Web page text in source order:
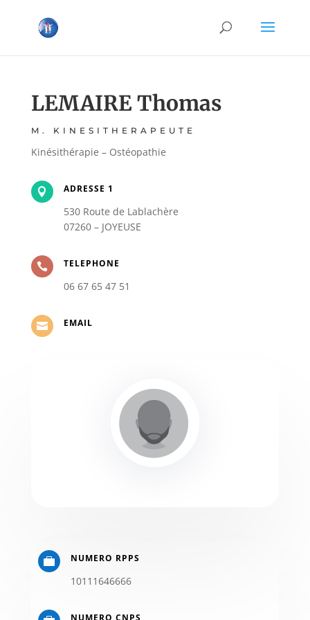
LEMAIRE Thomas
M. KINESITHERAPEUTE
Kinésithérapie – Ostéopathie
 ADRESSE 1
530 Route de Lablachère
07260 – JOYEUSE
 TELEPHONE
06 67 65 47 51
 EMAIL
 NUMERO RPPS
10111646666
NUMERO CNPS